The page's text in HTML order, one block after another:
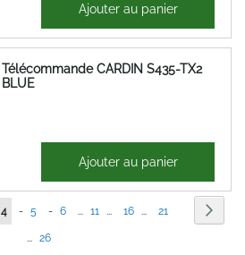
Ajouter au panier
Télécommande CARDIN S435-TX2
BLUE
Ajouter au panier
Page
Vous
4 - Page
5 - Page
6 11 16 21
Page
26